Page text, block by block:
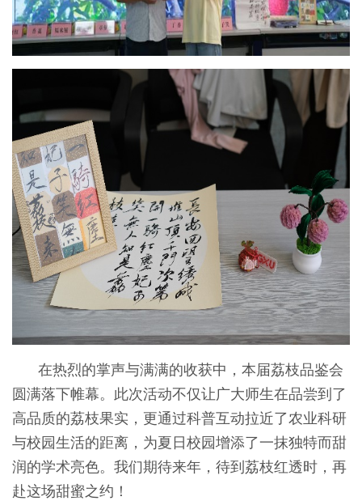
在热烈的掌声与满满的收获中，本届荔枝品鉴会
圆满落下帷幕。此次活动不仅让广大师生在品尝到了
高品质的荔枝果实，更通过科普互动拉近了农业科研
与校园生活的距离，为夏日校园增添了一抹独特而甜
润的学术亮色。我们期待来年，待到荔枝红透时，再
赴这场甜蜜之约！